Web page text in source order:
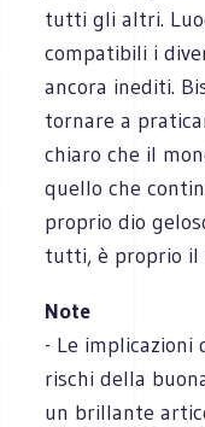
tutti gli altri.
compatibili i
ancora inediti.
tornare a
chiaro che il
quello che
proprio dio
tutti, è proprio il
Note
- Le implicazioni
rischi della
un brillante